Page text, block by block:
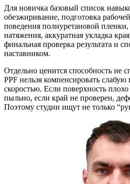
Для новичка базовый список
обезжиривание, подготовка
поведения полиуретановой пленки,
натяжения, аккуратная укладка
финальная проверка результата и
наставником.
Отдельно ценится способность не
PPF нельзя компенсировать
скоростью. Если поверхность
пыльно, если край не проверен,
Поэтому студии ищут не только